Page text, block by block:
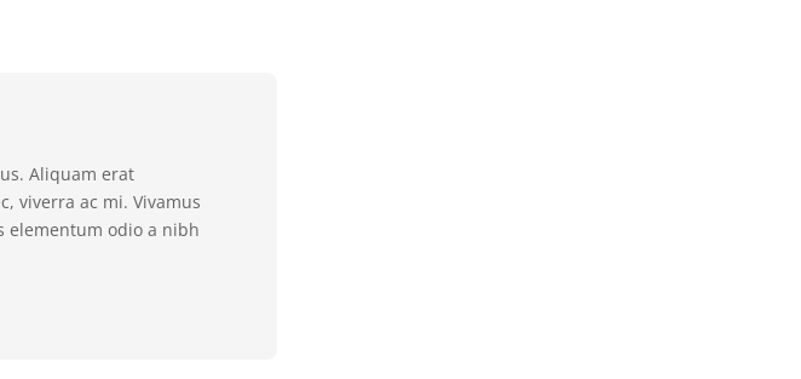
Aliquam erat
viverra ac mi. Vivamus
elementum odio a nibh